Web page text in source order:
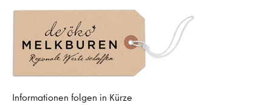
Informationen folgen in Kürze